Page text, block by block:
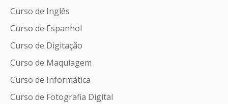
Curso de Inglês
Curso de Espanhol
Curso de Digitação
Curso de Maquiagem
Curso de Informática
Curso de Fotografia Digital